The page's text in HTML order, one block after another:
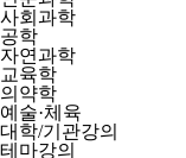
사회과학
공학
자연과학
교육학
의약학
예술·체육
대학/기관강의
테마강의